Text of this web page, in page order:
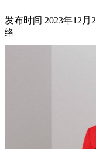
发布时间 2023年12
络